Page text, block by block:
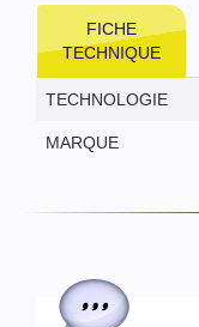
FICHE
TECHNIQUE
TECHNOLOGIE
MARQUE